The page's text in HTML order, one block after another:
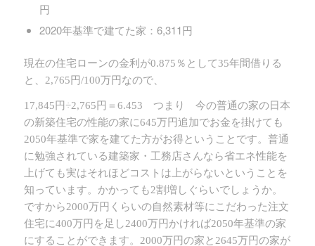
円
2020年基準で建てた家：6,311円
現在の住宅ローンの金利が0.875％として35年間借りる
と、2,765円/100万円なので、
17,845円÷2,765円＝6.453 つまり 今の普通の家の日本
の新築住宅の性能の家に645万円追加でお金を掛けても
2050年基準で家を建てた方がお得ということです。普通
に勉強されている建築家・工務店さんなら省エネ性能を
上げても実はそれほどコストは上がらないということを
知っています。かかっても2割増しぐらいでしょうか。
ですから2000万円くらいの自然素材等にこだわった注文
住宅に400万円を足し2400万円かければ2050年基準の家
にすることができます。2000万円の家と2645万円の家が